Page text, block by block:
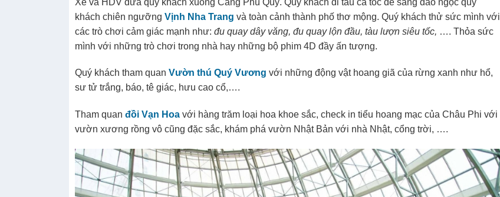
khách chiên ngưỡngVịnh Nha Trang và toàn cảnh thành phố thơ mộng. Quý khách thử sức mình với
các trò chơi cảm giác mạnh như:đu quay dây văng, đu quay lộn đầu, tàu lượn siêu tốc, …. Thỏa sức
mình với những trò chơi trong nhà hay những bộ phim 4D đầy ấn tượng.
Quý khách tham quanVườn thú Quý Vương với những động vật hoang giã của rừng xanh như hổ,
sư tử trắng, báo, tê giác, hưu cao cổ,….
Tham quanđồi Vạn Hoa với hàng trăm loại hoa khoe sắc, check in tiểu hoang mạc của Châu Phi với
vườn xương rồng vô cũng đặc sắc, khám phá vườn Nhật Bản với nhà Nhật, cổng trời, ….